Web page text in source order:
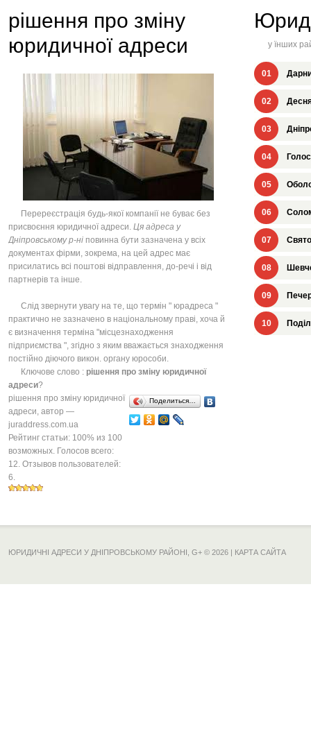
рішення про зміну
юридичної адреси
Перереєстрація будь-якої компанії не буває без
присвоєння юридичної адреси. Ця адреса у
Дніпровському р-ні повинна бути зазначена у всіх
документах фірми, зокрема, на цей адрес має
присилатись всі поштові відправлення, до-речі і від
партнерів та інше.
Слід звернути увагу на те, що термін " юрадреса "
практично не зазначено в національному праві, хоча й
є визначення терміна "місцезнаходження
підприємства ", згідно з яким вважається знаходження
постійно діючого викон. органу юрособи.
Ключове слово : рішення про зміну юридичної
адреси?
рішення про зміну юридичної
адреси, автор —
juraddress.com.ua
Рейтинг статьи: 100% из 100
возможных. Голосов всего:
12. Отзывов пользователей:
6.
Поделиться…
у їнших
01
02
03
04
05
06
07
08
09
10
ЮРИДИЧНІ АДРЕСИ У ДНІПРОВСЬКОМУ РАЙОНІ, G+ © 2026 | КАРТА САЙТА